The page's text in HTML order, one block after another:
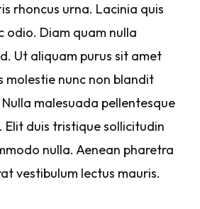
rhoncus urna. Lacinia quis
odio. Diam quam nulla
Ut aliquam purus sit amet
molestie nunc non blandit
malesuada pellentesque
duis tristique sollicitudin
nulla. Aenean pharetra
vestibulum lectus mauris.